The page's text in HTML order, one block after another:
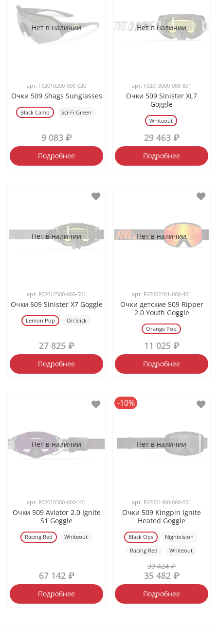
Нет в наличии
арт. F02010200-000-020
Очки 509 Shags Sunglasses
Black Camo Sci-Fi Green
9 083 ₽
Подробнее
Нет в наличии
арт. F02013000-000-801
Очки 509 Sinister XL7
Goggle
Whiteout
29 463 ₽
Подробнее
Нет в наличии
арт. F02012500-000-501
Очки 509 Sinister X7 Goggle
Lemon Pop Oil Slick
27 825 ₽
Подробнее
Нет в наличии
арт. F02002201-000-401
Очки детские 509 Ripper
2.0 Youth Goggle
Orange Pop
11 025 ₽
Подробнее
Нет в наличии
арт. F02010300-000-101
Очки 509 Aviator 2.0 Ignite
S1 Goggle
Racing Red Whiteout
67 142 ₽
Подробнее
Нет в наличии
-10%
арт. F02001400-000-051
Очки 509 Kingpin Ignite
Heated Goggle
Black Ops
Nightvision
Racing Red
Whiteout
39 424 ₽
35 482 ₽
Подробнее